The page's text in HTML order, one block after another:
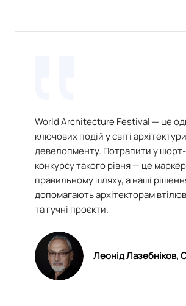
World Architecture Festival — це
ключових подій у світі
девелопменту. Потрапити у
конкурсу такого рівня — це
правильному шляху, а наші
допомагають архітекторам
та гучні проєкти.
Леонід Лазебніков,